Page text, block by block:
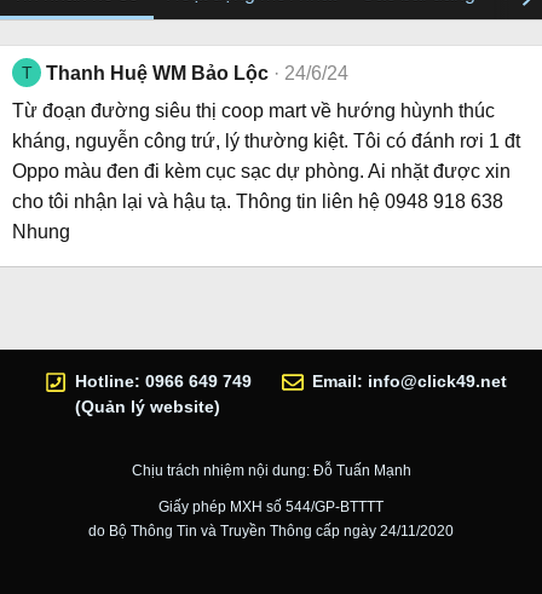
T Thanh Huệ WM Bảo Lộc
24/6/24
Từ đoạn đường siêu thị coop mart về hướng hùynh thúc
kháng, nguyễn công trứ, lý thường kiệt. Tôi có đánh rơi 1 đt
Oppo màu đen đi kèm cục sạc dự phòng. Ai nhặt được xin
cho tôi nhận lại và hậu tạ. Thông tin liên hệ 0948 918 638
Nhung
Hotline: 0966 649 749
(Quản lý website)
Email: info@click49.net
Chịu trách nhiệm nội dung: Đỗ Tuấn Mạnh
Giấy phép MXH số 544/GP-BTTTT
do Bộ Thông Tin và Truyền Thông cấp ngày 24/11/2020